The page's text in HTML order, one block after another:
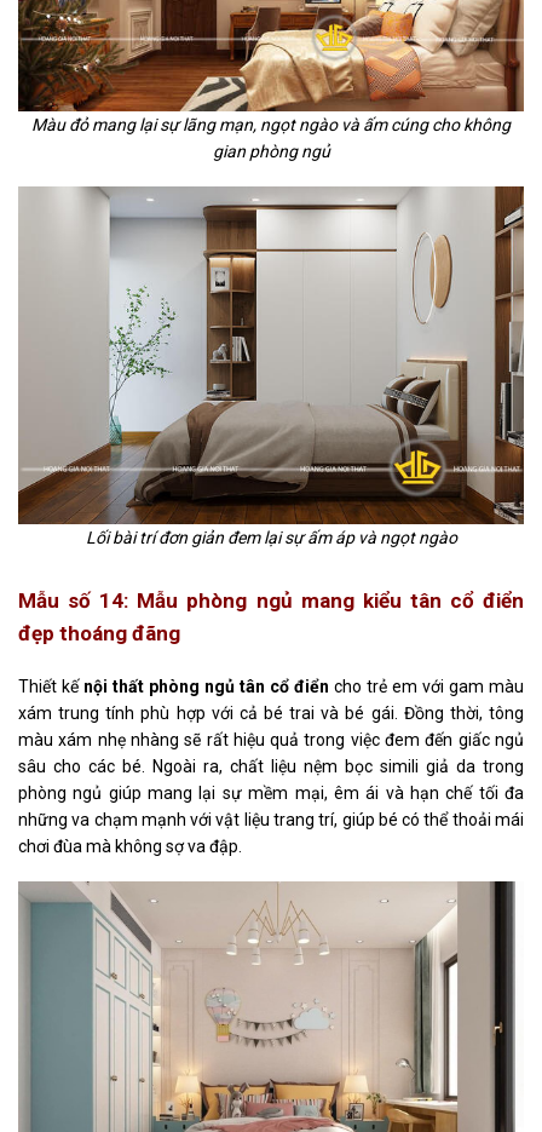
Màu đỏ mang lại sự lãng mạn, ngọt ngào và ấm cúng cho không
gian phòng ngủ
Lối bài trí đơn giản đem lại sự ấm áp và ngọt ngào
Mẫu số 14: Mẫu phòng ngủ mang kiểu tân cổ điển
đẹp thoáng đãng
Thiết kế nội thất phòng ngủ tân cổ điển cho trẻ em với gam màu
xám trung tính phù hợp với cả bé trai và bé gái. Đồng thời, tông
màu xám nhẹ nhàng sẽ rất hiệu quả trong việc đem đến giấc ngủ
sâu cho các bé.
Ngoài ra, chất liệu nệm bọc simili giả da trong
phòng ngủ giúp mang lại sự mềm mại, êm ái và hạn chế tối đa
những va chạm mạnh với vật liệu trang trí, giúp bé có thể thoải mái
chơi đùa mà không sợ va đập.